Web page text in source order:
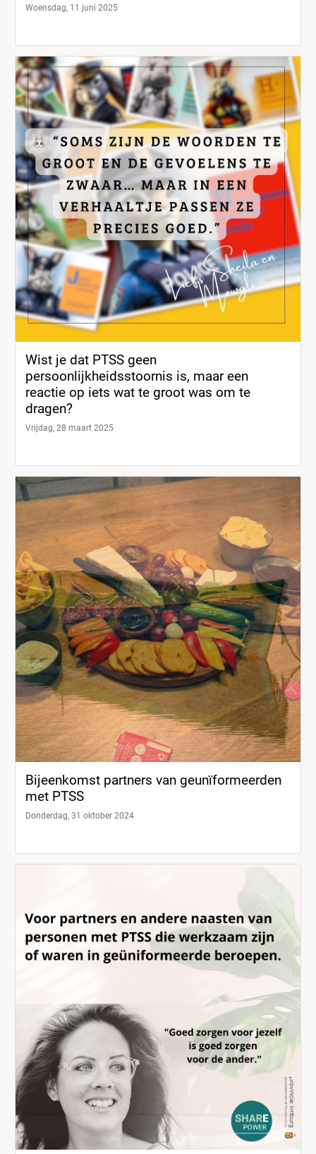
Woensdag, 11 juni 2025
Wist je dat PTSS geen
persoonlijkheidsstoornis is, maar een
reactie op iets wat te groot was om te
dragen?
Vrijdag, 28 maart 2025
Bijeenkomst partners van geunïformeerden
met PTSS
Donderdag, 31 oktober 2024